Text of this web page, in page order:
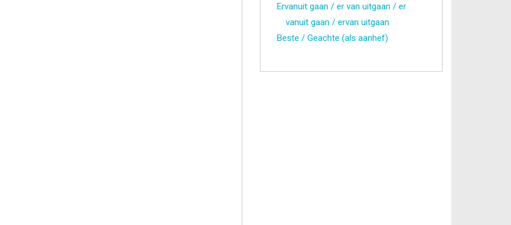
Ervanuit gaan / er van uitgaan / er
vanuit gaan / ervan uitgaan
Beste / Geachte (als aanhef)